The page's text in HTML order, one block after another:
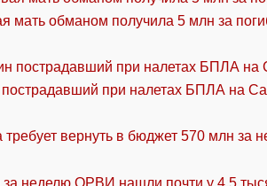
мать обманом получила 5 млн за
при налетах БПЛА на
вернуть в бюджет 570 млн за